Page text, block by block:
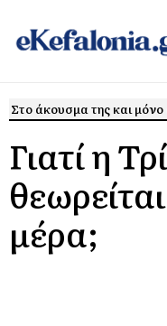
Στο άκουσμα της και
Γιατί η
μέρα;